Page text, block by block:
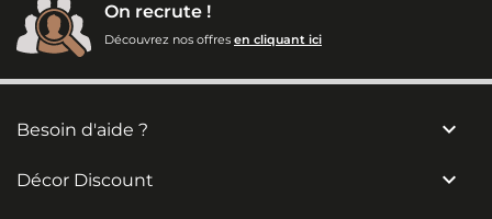
On recrute !
Découvrez nos offres en cliquant ici
Besoin d'aide ? 
Décor Discount
